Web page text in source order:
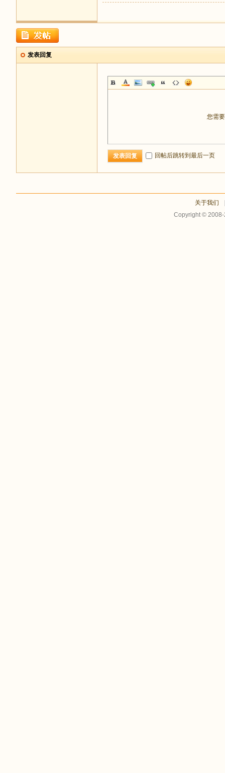
发表回复
您需
发表回复 回帖后跳转到最后一页
关于我们
Copyright ©